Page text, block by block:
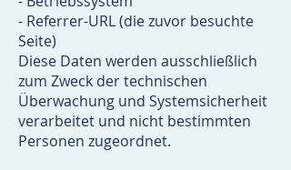
- Referrer-URL (die zuvor besuchte
Seite)
Diese Daten werden ausschließlich
zum Zweck der technischen
Überwachung und Systemsicherheit
verarbeitet und nicht bestimmten
Personen zugeordnet.